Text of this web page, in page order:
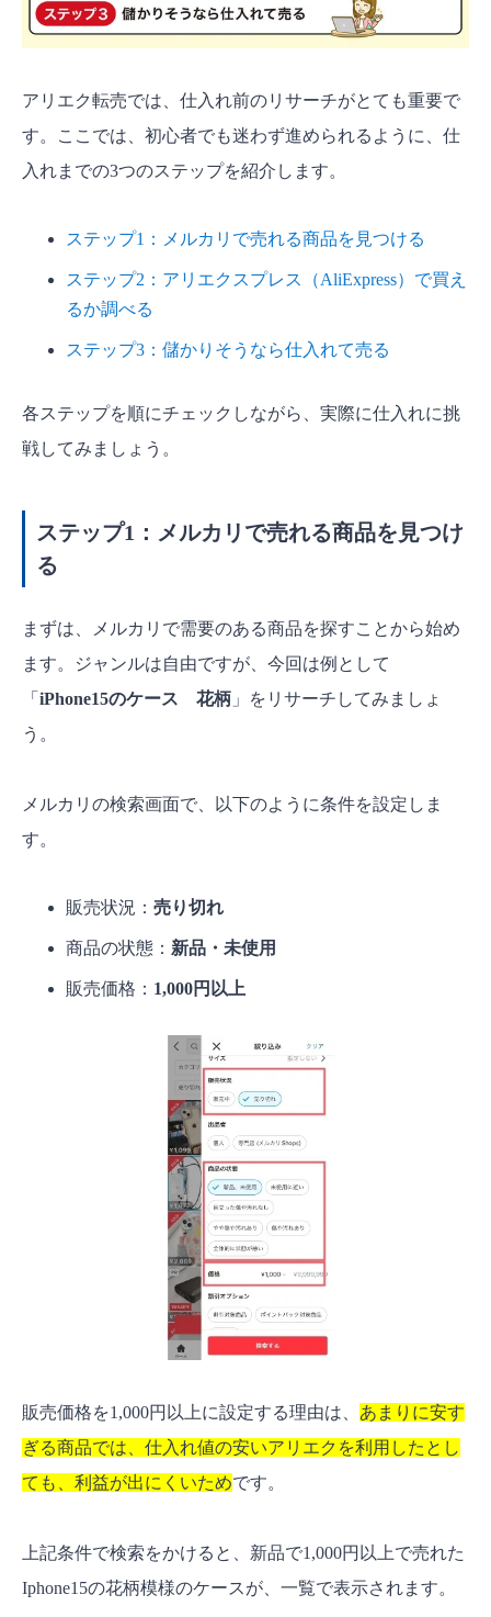
アリエク転売では、仕入れ前のリサーチがとても重要で
す。ここでは、初心者でも迷わず進められるように、仕
入れまでの3つのステップを紹介します。
ステップ1：メルカリで売れる商品を見つける
ステップ2：アリエクスプレス（AliExpress）で買え
るか調べる
ステップ3：儲かりそうなら仕入れて売る
各ステップを順にチェックしながら、実際に仕入れに挑
戦してみましょう。
ステップ1：メルカリで売れる商品を見つけ
る
まずは、メルカリで需要のある商品を探すことから始め
ます。ジャンルは自由ですが、今回は例として
「 iPhone15のケース 花柄 」をリサーチしてみましょ
う。
メルカリの検索画面で、以下のように条件を設定しま
す。
販売状況： 売り切れ
商品の状態： 新品・未使用
販売価格： 1,000円以上
販売価格を1,000円以上に設定する理由は、 あまりに安す
ぎる商品では、仕入れ値の安いアリエクを利用したとし
ても、利益が出にくいためです。
上記条件で検索をかけると、新品で1,000円以上で売れた
Iphone15の花柄模様のケースが、一覧で表示されます。